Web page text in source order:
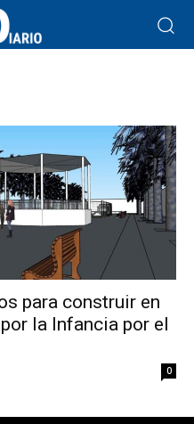
para construir en
la Infancia por el
0